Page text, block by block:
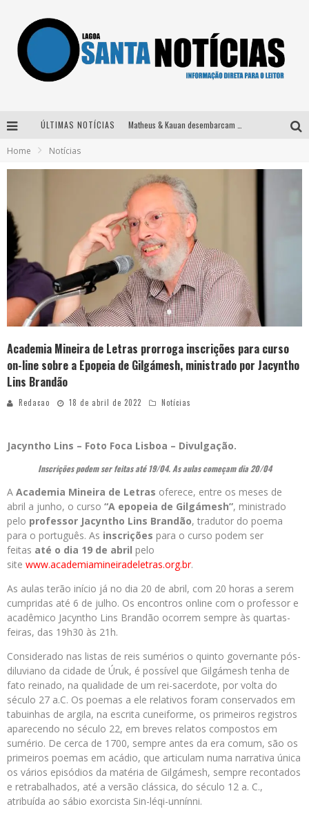
ÚLTIMAS NOTÍCIAS
Home Notícias
Academia Mineira de Letras prorroga inscrições para curso
on-line sobre a Epopeia de Gilgámesh, ministrado por Jacyntho
Lins Brandão
Redacao 18 de abril de 2022 Notícias
Jacyntho Lins – Foto Foca Lisboa – Divulgação.
Inscrições podem ser feitas até 19/04. As aulas começam dia 20/04
A Academia Mineira de Letras oferece, entre os meses de
abril a junho, o curso “A epopeia de Gilgámesh”, ministrado
pelo professor Jacyntho Lins Brandão, tradutor do poema
para o português. As inscrições para o curso podem ser
feitas até o dia 19 de abril pelo
site www.academiamineiradeletras.org.br.
As aulas terão início já no dia 20 de abril, com 20 horas a serem
cumpridas até 6 de julho. Os encontros online com o professor e
acadêmico Jacyntho Lins Brandão ocorrem sempre às quartas-
feiras, das 19h30 às 21h.
Considerado nas listas de reis sumérios o quinto governante pós-
diluviano da cidade de Úruk, é possível que Gilgámesh tenha de
fato reinado, na qualidade de um rei-sacerdote, por volta do
século 27 a.C. Os poemas a ele relativos foram conservados em
tabuinhas de argila, na escrita cuneiforme, os primeiros registros
aparecendo no século 22, em breves relatos compostos em
sumério. De cerca de 1700, sempre antes da era comum, são os
primeiros poemas em acádio, que articulam numa narrativa única
os vários episódios da matéria de Gilgámesh, sempre recontados
e retrabalhados, até a versão clássica, do século 12 a. C.,
atribuída ao sábio exorcista Sin-léqi-unnínni.